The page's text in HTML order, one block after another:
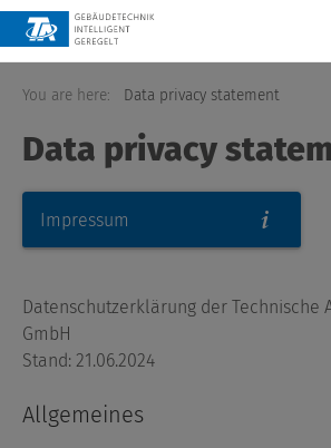
You are here: Data privacy statement
Data privacy
Impressum
Datenschutzerklärung der Technische
GmbH
Stand: 21.06.2024
Allgemeines